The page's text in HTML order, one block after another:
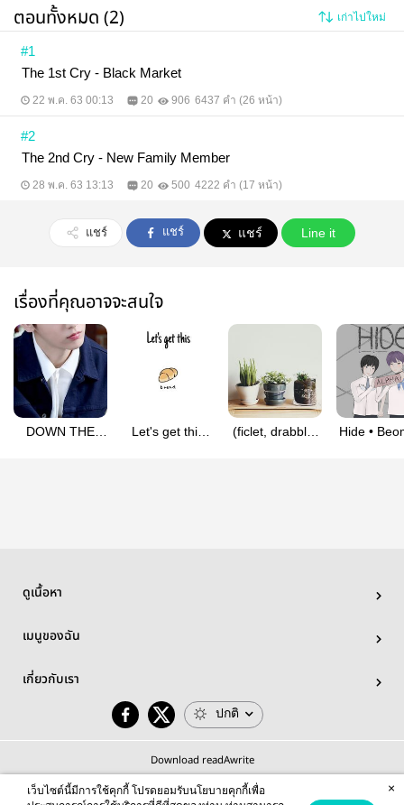
ตอนทั้งหมด (2) เก่าไปใหม่
#1
The 1st Cry - Black Market
22 พ.ค. 63 00:13 20 906 6437 คำ (26 หน้า)
#2
The 2nd Cry - New Family Member
28 พ.ค. 63 13:13 20 500 4222 คำ (17 หน้า)
แชร์ แชร์ แชร์ Line it
เรื่องที่คุณอาจจะสนใจ
DOWN THE
Let's get this
(ficlet, drabble)
Hide •
ดูเนื้อหา
เมนูของฉัน
เกี่ยวกับเรา
ปกติ
Download readAwrite
เว็บไซต์นี้มีการใช้คุกกี้ โปรดยอมรับนโยบายคุกกี้เพื่อ
×